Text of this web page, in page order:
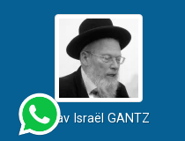
Rav Israël GANTZ